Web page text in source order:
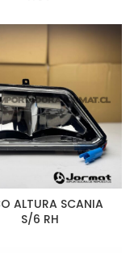
ALTURA SCANIA
S/6 RH